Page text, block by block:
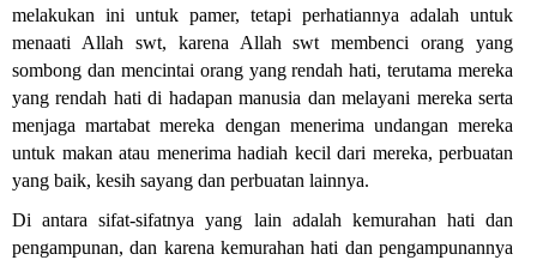
melakukan ini untuk pamer, tetapi perhatiannya adalah untuk
menaati Allah swt, karena Allah swt membenci orang yang
sombong dan mencintai orang yang rendah hati, terutama mereka
yang rendah hati di hadapan manusia dan melayani mereka serta
menjaga martabat mereka dengan menerima undangan mereka
untuk makan atau menerima hadiah kecil dari mereka, perbuatan
yang baik, kesih sayang dan perbuatan lainnya.
Di antara sifat-sifatnya yang lain adalah kemurahan hati dan
pengampunan, dan karena kemurahan hati dan pengampunannya